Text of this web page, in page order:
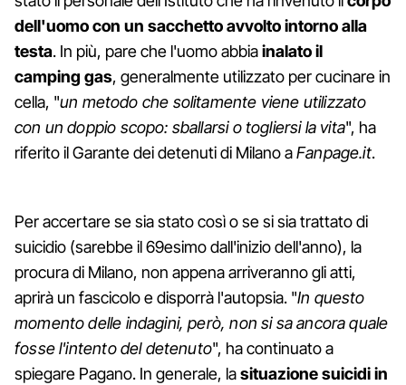
dell'uomo con un sacchetto avvolto intorno alla
testa. In più, pare che l'uomo abbiainalato il
camping gas, generalmente utilizzato per cucinare in
cella, "un metodo che solitamente viene utilizzato
con un doppio scopo: sballarsi o togliersi la vita", ha
riferito il Garante dei detenuti di Milano aFanpage.it.
Per accertare se sia stato così o se si sia trattato di
suicidio (sarebbe il 69esimo dall'inizio dell'anno), la
procura di Milano, non appena arriveranno gli atti,
aprirà un fascicolo e disporrà l'autopsia. "In questo
momento delle indagini, però, non si sa ancora quale
fosse l'intento del detenuto", ha continuato a
spiegare Pagano. In generale, lasituazione suicidi in